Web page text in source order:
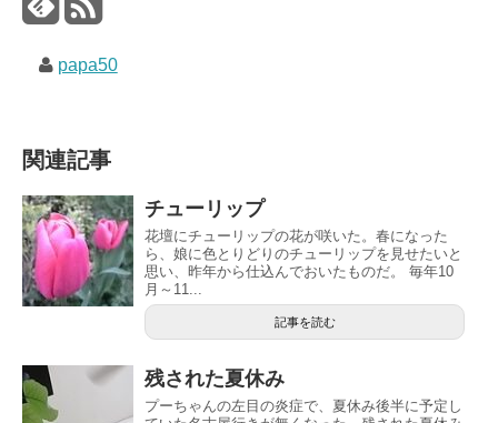
papa50
関連記事
チューリップ
花壇にチューリップの花が咲いた。春になった
ら、娘に色とりどりのチューリップを見せたいと
思い、昨年から仕込んでおいたものだ。 毎年10
月～11...
記事を読む
残された夏休み
プーちゃんの左目の炎症で、夏休み後半に予定し